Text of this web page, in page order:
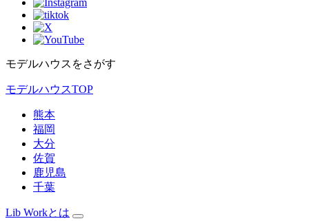
モデルハウスをさがす
モデルハウスTOP
熊本
福岡
大分
佐賀
鹿児島
千葉
Lib Workとは